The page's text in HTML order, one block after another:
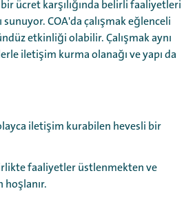
ücret karşılığında belirli faaliyetleri
COA'da çalışmak eğlenceli
etkinliği olabilir. Çalışmak aynı
iletişim kurma olanağı ve yapı da
iletişim kurabilen hevesli bir
faaliyetler üstlenmekten ve
hoşlanır.